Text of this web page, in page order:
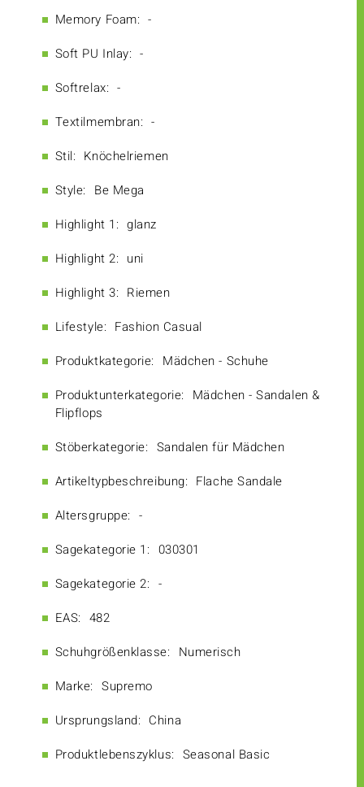
Memory Foam: -
Soft PU Inlay: -
Softrelax: -
Textilmembran: -
Stil: Knöchelriemen
Style: Be Mega
Highlight 1: glanz
Highlight 2: uni
Highlight 3: Riemen
Lifestyle: Fashion Casual
Produktkategorie: Mädchen - Schuhe
Produktunterkategorie: Mädchen - Sandalen &
Flipflops
Stöberkategorie: Sandalen für Mädchen
Artikeltypbeschreibung: Flache Sandale
Altersgruppe: -
Sagekategorie 1: 030301
Sagekategorie 2: -
EAS: 482
Schuhgrößenklasse: Numerisch
Marke: Supremo
Ursprungsland: China
Produktlebenszyklus: Seasonal Basic